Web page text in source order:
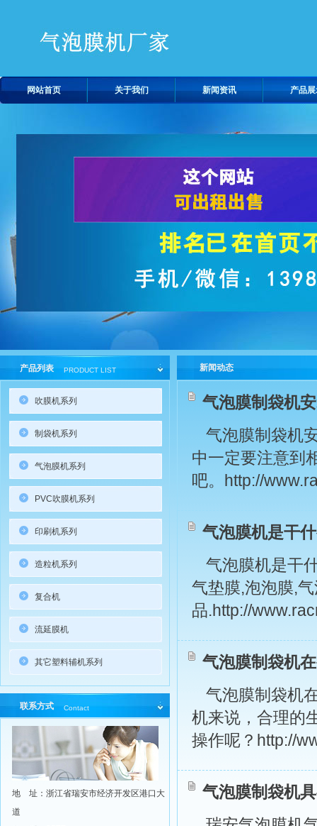
网站首页 关于我们 新闻资讯 产品
新闻动态
气泡膜制袋机
气泡膜制袋机
中一定要注意到
吧。http://
气泡膜机是干
气泡膜机是干
气垫膜,泡泡膜,
品.http://
气泡膜制袋机
气泡膜制袋机
机来说，合理的
操作呢？http://
气泡膜制袋机
产品列表 PRODUCT LIST
吹膜机系列
制袋机系列
气泡膜机系列
PVC吹膜机系列
印刷机系列
造粒机系列
复合机
流延膜机
其它塑料辅机系列
联系方式 Contact
地 址：浙江省瑞安市经济开发区港口大
道